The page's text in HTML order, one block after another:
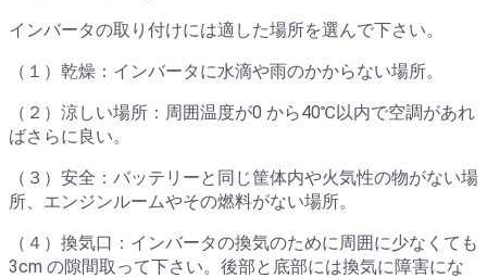
インバータの取り付けには適した場所を選んで下さい。
（１）乾燥：インバータに水滴や雨のかからない場所。
（２）涼しい場所：周囲温度が0 から40℃以内で空調があれ
ばさらに良い。
（３）安全：バッテリーと同じ筐体内や火気性の物がない場
所、エンジンルームやその燃料がない場所。
（４）換気口：インバータの換気のために周囲に少なくても
3cm の隙間取って下さい。後部と底部には換気に障害にな